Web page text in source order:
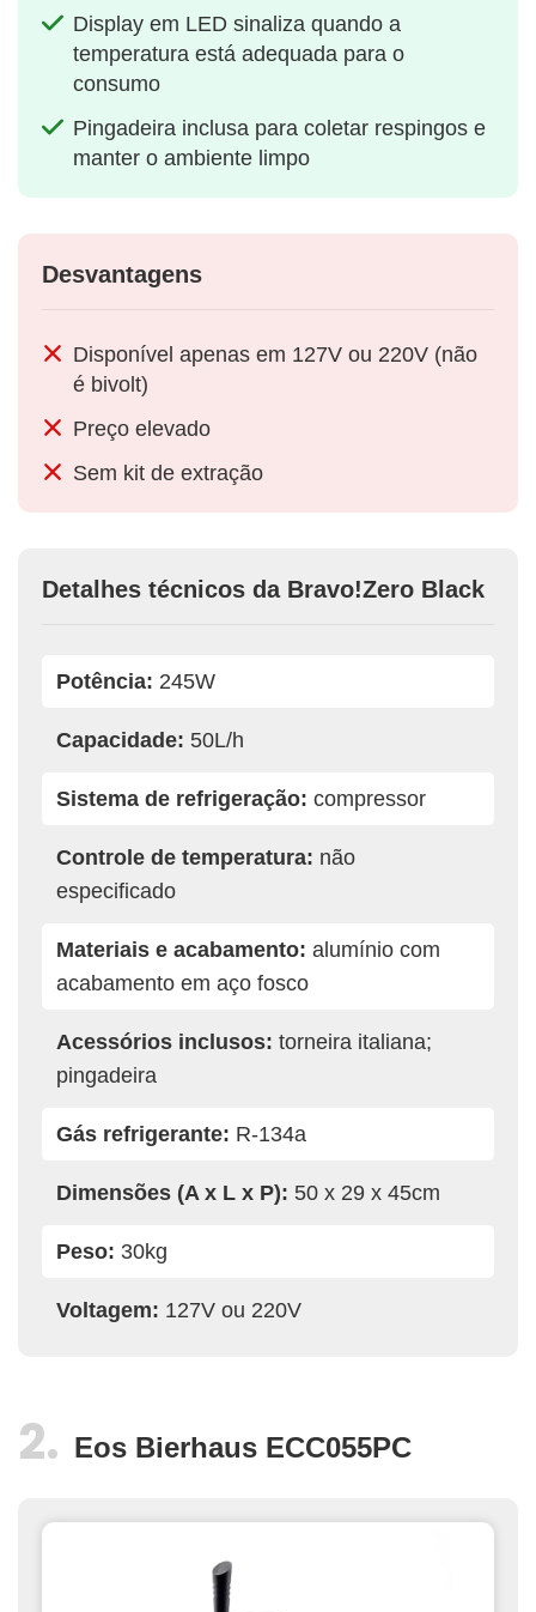
Display em LED sinaliza quando a
temperatura está adequada para o
consumo
Pingadeira inclusa para coletar respingos e
manter o ambiente limpo
Desvantagens
Disponível apenas em 127V ou 220V (não
é bivolt)
Preço elevado
Sem kit de extração
Detalhes técnicos da Bravo!Zero Black
Potência: 245W
Capacidade: 50L/h
Sistema de refrigeração: compressor
Controle de temperatura: não
especificado
Materiais e acabamento: alumínio com
acabamento em aço fosco
Acessórios inclusos: torneira italiana;
pingadeira
Gás refrigerante: R-134a
Dimensões (A x L x P): 50 x 29 x 45cm
Peso: 30kg
Voltagem: 127V ou 220V
Eos Bierhaus ECC055PC